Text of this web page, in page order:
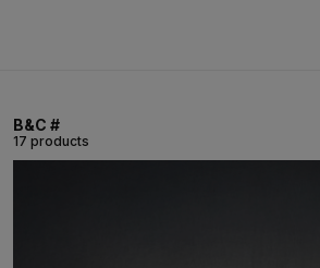
B&C #
17 products